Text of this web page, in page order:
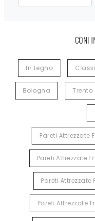
In Legno
Bologna Trento
Pareti Attrezzate
Pareti Attrezzate
Pareti
Pareti Attrezzate